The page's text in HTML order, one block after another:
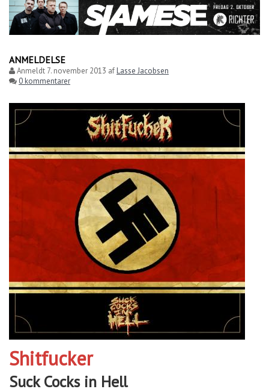
ANMELDELSE
Anmeldt 7. november 2013 afLasse Jacobsen
0 kommentarer
Shitfucker
Suck Cocks in Hell